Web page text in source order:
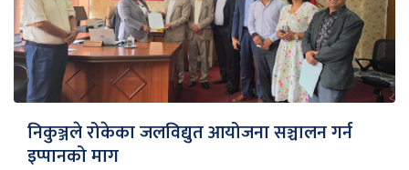
निकुञ्जले रोकेका जलविद्युत आयोजना सञ्चालन गर्न
इप्पानको माग